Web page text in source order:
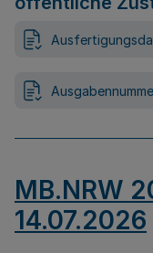
MB.NRW
14.07.2026